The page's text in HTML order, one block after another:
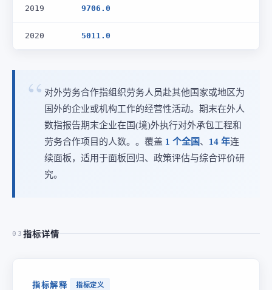
2019 9706.0
2020 5011.0
对外劳务合作指组织劳务人员赴其他国家或地区为
国外的企业或机构工作的经营性活动。期末在外人
数指报告期末企业在国(境)外执行对外承包工程和
劳务合作项目的人数。。覆盖 1 个全国、 14 年连
续面板，适用于面板回归、政策评估与综合评价研
究。
03 指标详情
指标解释 指标定义